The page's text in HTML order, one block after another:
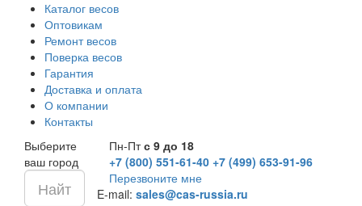
Каталог весов
Оптовикам
Ремонт весов
Поверка весов
Гарантия
Доставка и оплата
О компании
Контакты
Выберите
ваш город
Пн-Птс 9 до 18
+7 (800) 551-61-40 +7 (499) 653-91-96
Перезвоните мне
E-mail: sales@cas-russia.ru